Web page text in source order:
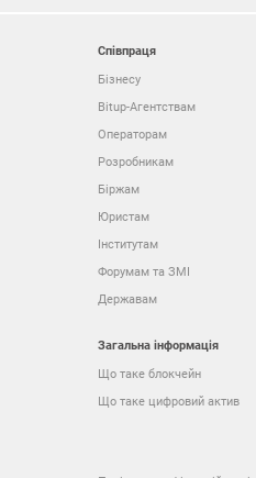
Співпраця
Бізнесу
Bitup-Агентствам
Операторам
Розробникам
Біржам
Юристам
Інститутам
Форумам та ЗМІ
Державам
Загальна інформація
Що таке блокчейн
Що таке цифровий актив